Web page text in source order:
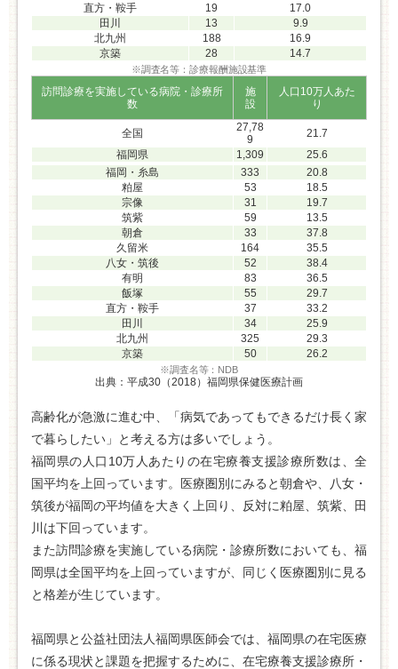
直方・鞍手
19
17.0
田川
13
9.9
北九州
188
16.9
京築
28 14.7
※調査名等：診療報酬施設基準
訪問診療を実施している病院・診療所
数
施
設
人口10万人あた
り
全国
27,78
9
21.7
福岡県
1,309
25.6
福岡・糸島
333
20.8
粕屋
53
18.5
宗像
31
19.7
筑紫
59
13.5
朝倉
33
37.8
久留米
164
35.5
八女・筑後
52
38.4
有明
83
36.5
飯塚
55
29.7
直方・鞍手
37
33.2
田川
34
25.9
北九州
325
29.3
京築
50 26.2
※調査名等：NDB
出典：平成30（2018）福岡県保健医療計画
高齢化が急激に進む中、「病気であってもできるだけ長く家
で暮らしたい」と考える方は多いでしょう。
福岡県の人口10万人あたりの在宅療養支援診療所数は、全
国平均を上回っています。医療圏別にみると朝倉や、八女・
筑後が福岡の平均値を大きく上回り、反対に粕屋、筑紫、田
川は下回っています。
また訪問診療を実施している病院・診療所数においても、福
岡県は全国平均を上回っていますが、同じく医療圏別に見る
と格差が生じています。
福岡県と公益社団法人福岡県医師会では、福岡県の在宅医療
に係る現状と課題を把握するために、在宅療養支援診療所・